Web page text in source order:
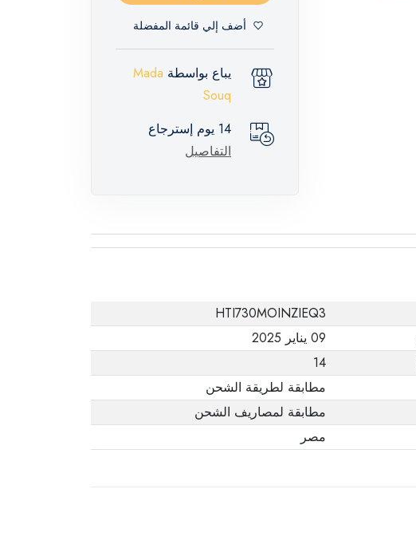
أضف إلي قائمة المفضلة
يباع بواسطة Mada
Souq
14 يوم إسترجاع
التفاصيل
HTI730MOINZIEQ3
09 يناير 2025
14
مطابقة لطريقة الشحن
مطابقة لمصاريف الشحن
مصر